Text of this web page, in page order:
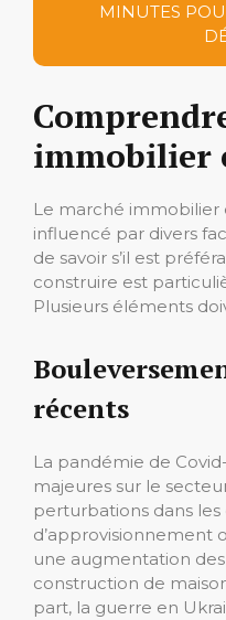
MINUTES
immobilier
Le marché immobilier
influencé par divers
de savoir s’il est
construire est
Plusieurs éléments
récents
La pandémie de
majeures sur le
perturbations dans les
d’approvisionnement
une augmentation
construction de
part, la guerre en